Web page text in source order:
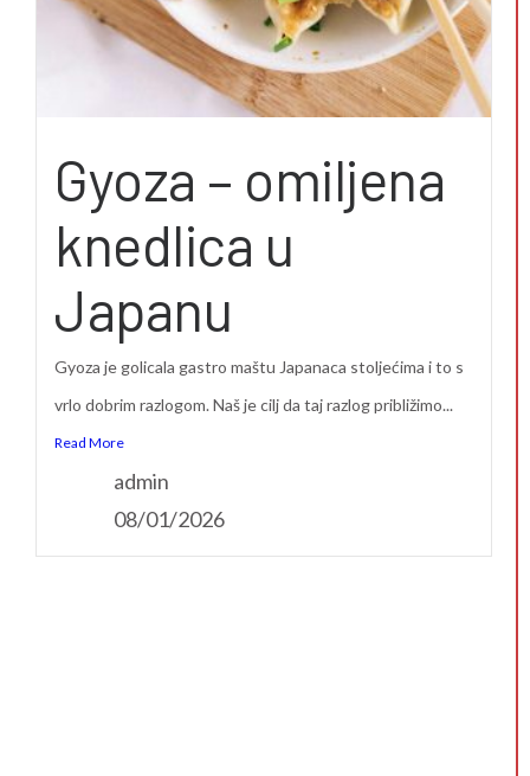
Gyoza – omiljena
knedlica u
Japanu
Gyoza je golicala gastro maštu Japanaca stoljećima i to s
vrlo dobrim razlogom. Naš je cilj da taj razlog približimo...
Read More
admin
08/01/2026